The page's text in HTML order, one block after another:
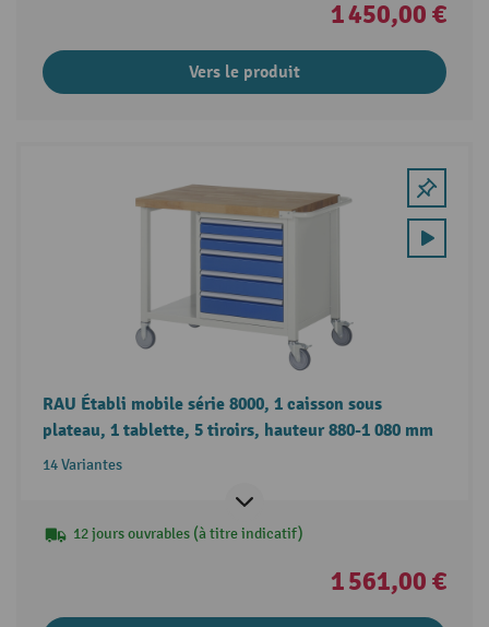
1 450,00 €
Vers le produit
RAU Établi mobile série 8000, 1 caisson sous
plateau, 1 tablette, 5 tiroirs, hauteur 880-1 080 mm
14 Variantes
12 jours ouvrables (à titre indicatif)
1 561,00 €